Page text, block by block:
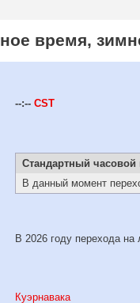
время,
--:-- CST
Стандартный часовой
В данный момент
В 2026 году перехода на
Куэрнавака